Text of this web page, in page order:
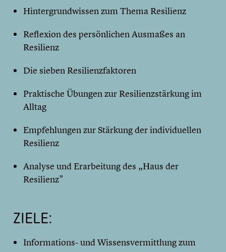
Hintergrundwissen zum Thema Resilienz
Reflexion des persönlichen Ausmaßes an
Resilienz
Die sieben Resilienzfaktoren
Praktische Übungen zur Resilienzstärkung im
Alltag
Empfehlungen zur Stärkung der individuellen
Resilienz
Analyse und Erarbeitung des „Haus der
Resilienz"
ZIELE:
Informations- und Wissensvermittlung zum